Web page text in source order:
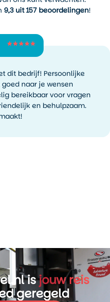
9,3 uit 157 beoordelingen!
dit bedrijf! Persoonlijke
naar je wensen
bereikbaar voor vragen
en behulpzaam.
isjouw reis
geregeld